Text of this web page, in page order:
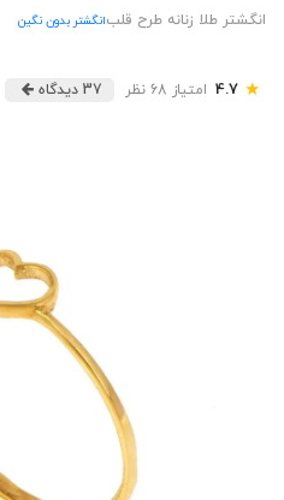
انگشتر طلا زنانه طرح قلبانگشتر بدون نگین
★
4.7 امتیاز 68 نظر 37 دیدگاه